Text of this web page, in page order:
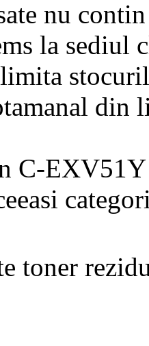
nu
la sediul
C-EXV51Y
toner